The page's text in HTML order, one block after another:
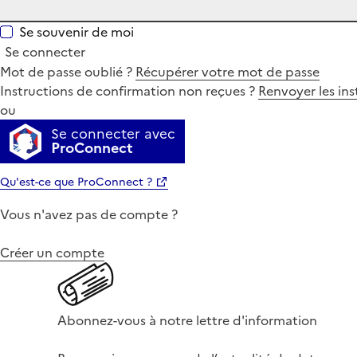
Se souvenir de moi
Se connecter
Mot de passe oublié ? Récupérer votre mot de passe
Instructions de confirmation non reçues ? Renvoyer les
ou
Se connecter avec
ProConnect
Qu'est-ce que ProConnect ?
Vous n'avez pas de compte ?
Créer un compte
Abonnez-vous à notre lettre d'information